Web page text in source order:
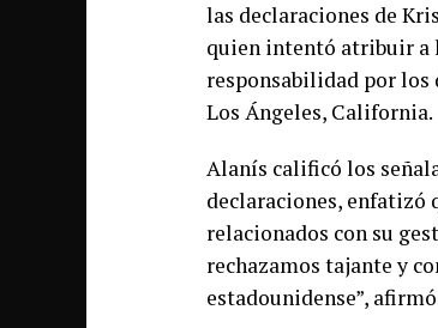
las declaraciones de
quien intentó atribuir a
responsabilidad por
Los Ángeles, California.
Alanís calificó los
declaraciones, enfatizó
relacionados con su
rechazamos tajante y
estadounidense”,